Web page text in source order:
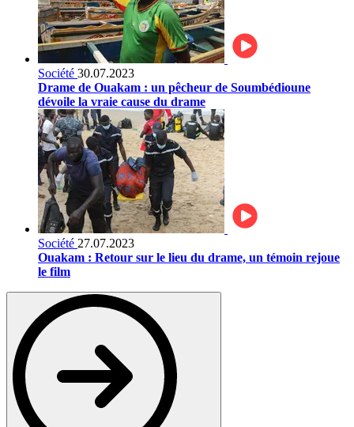
Société 30.07.2023
Drame de Ouakam : un pêcheur de Soumbédioune
dévoile la vraie cause du drame
Société 27.07.2023
Ouakam : Retour sur le lieu du drame, un témoin rejoue
le film